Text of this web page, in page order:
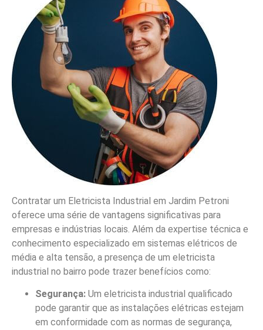
Contratar um Eletricista Industrial em Jardim Petroni
oferece uma série de vantagens significativas para
empresas e indústrias locais. Além da expertise técnica e
conhecimento especializado em sistemas elétricos de
média e alta tensão, a presença de um eletricista
industrial no bairro pode trazer benefícios como:
Segurança: Um eletricista industrial qualificado
pode garantir que as instalações elétricas estejam
em conformidade com as normas de segurança,